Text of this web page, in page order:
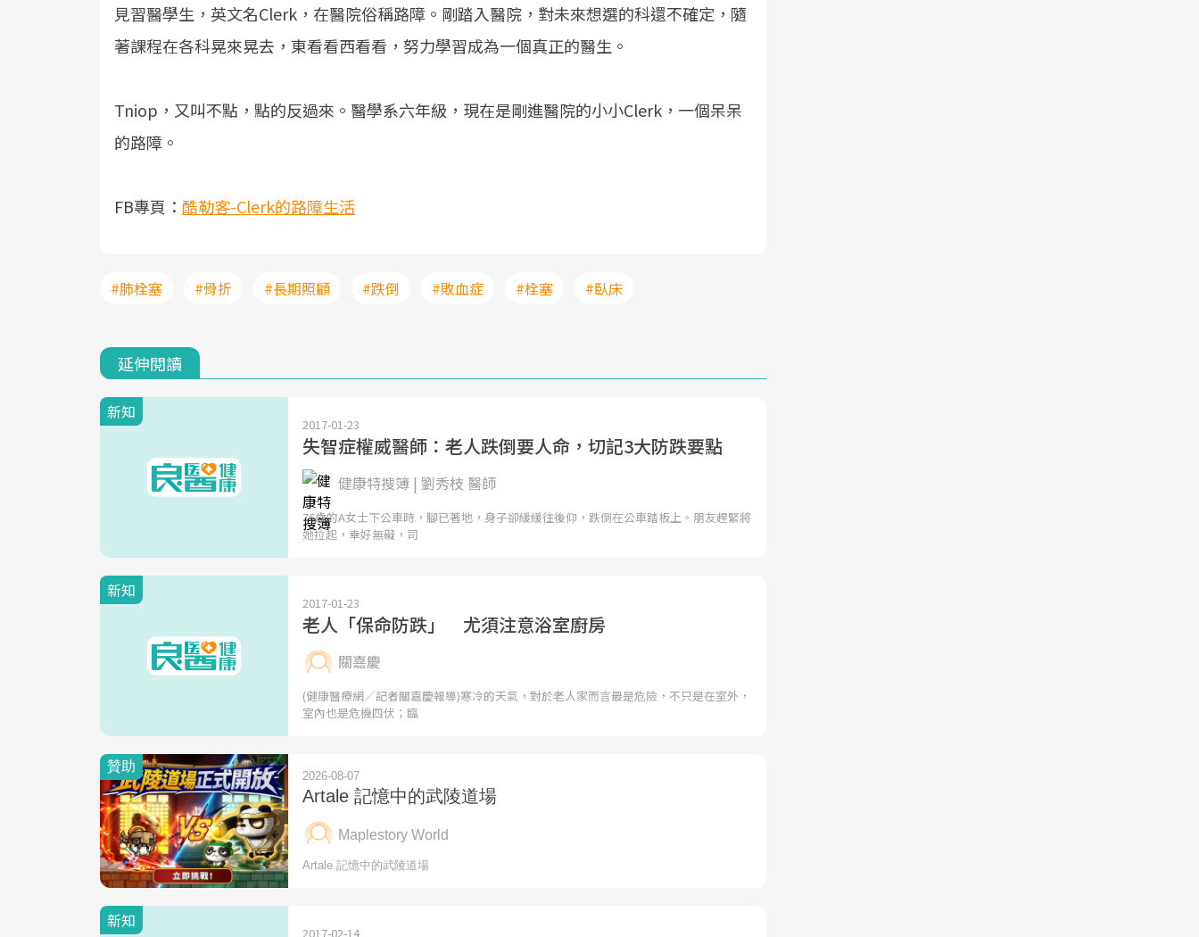
見習醫學生，英文名Clerk，在醫院俗稱路障。剛踏入醫院，對未來想選的科還不確定，隨
著課程在各科晃來晃去，東看看西看看，努力學習成為一個真正的醫生。
Tniop，又叫不點，點的反過來。醫學系六年級，現在是剛進醫院的小小Clerk，一個呆呆
的路障。
FB專頁： 酷勒客-Clerk的路障生活
#肺栓塞 #骨折 #長期照顧 #跌倒 #敗血症 #栓塞 #臥床
延伸閱讀
新知
2017-01-23
失智症權威醫師：老人跌倒要人命，切記3大防跌要點
健康特搜簿 | 劉秀枝 醫師
76歲的A女士下公車時，腳已著地，身子卻緩緩往後仰，跌倒在公車踏板上。朋友趕緊將
她拉起，幸好無礙，司
新知
2017-01-23
老人「保命防跌」 尤須注意浴室廚房
關嘉慶
(健康醫療網／記者關嘉慶報導)寒冷的天氣，對於老人家而言最是危險，不只是在室外，
室內也是危機四伏；臨
新知
2017-02-14